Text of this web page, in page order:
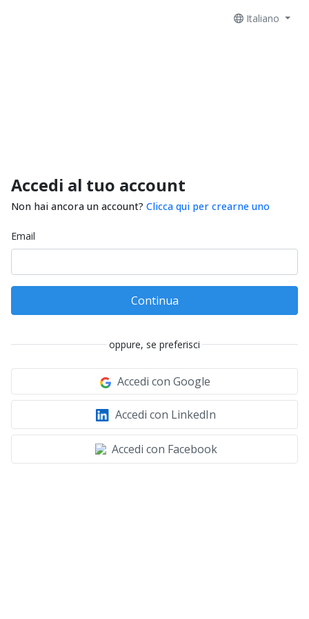
Italiano
Accedi al tuo account
Non hai ancora un account? Clicca qui per crearne uno
Email
Continua
oppure, se preferisci
Accedi con Google
Accedi con LinkedIn
Accedi con Facebook